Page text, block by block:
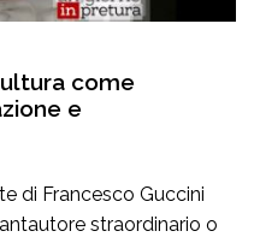
come
e
di Francesco Guccini
straordinario o